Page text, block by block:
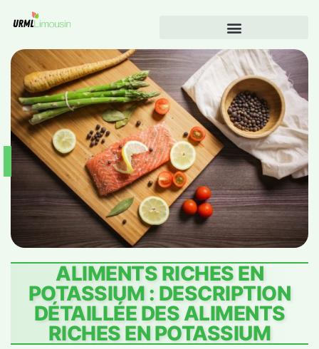
ALIMENTS RICHES EN
POTASSIUM : DESCRIPTION
DÉTAILLÉE DES ALIMENTS
RICHES EN POTASSIUM